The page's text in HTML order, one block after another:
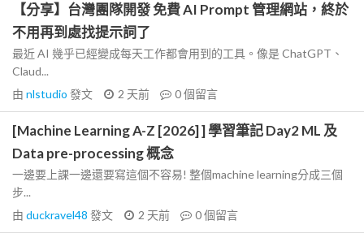
【分享】台灣團隊開發 免費 AI Prompt 管理網站，終於
不用再到處找提示詞了
最近 AI 幾乎已經變成每天工作都會用到的工具。像是 ChatGPT、
Claud...
由 nlstudio 發文 2 天前 0個留言
[Machine Learning A-Z [2026] ] 學習筆記 Day2 ML 及
Data pre-processing 概念
一邊要上課一邊還要寫這個不容易! 整個machine learning分成三個
步...
由 duckravel48 發文 2 天前 0個留言